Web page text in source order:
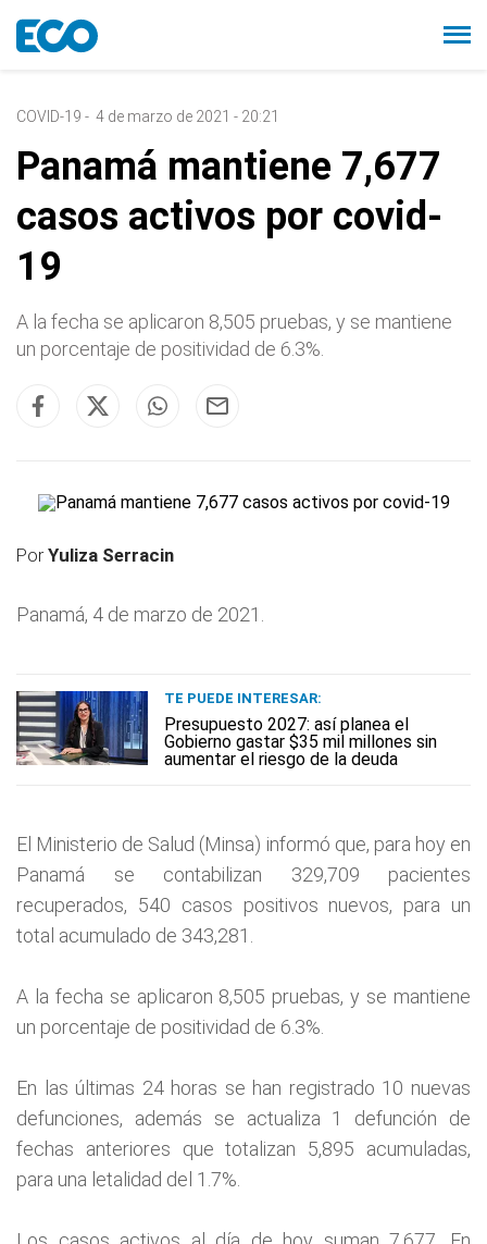
COVID-19 - 4 de marzo de 2021 - 20:21
Panamá mantiene 7,677
casos activos por covid-
19
A la fecha se aplicaron 8,505 pruebas, y se mantiene
un porcentaje de positividad de 6.3%.
PorYuliza Serracin
Panamá, 4 de marzo de 2021.
TE PUEDE INTERESAR:
Presupuesto 2027: así planea el
Gobierno gastar $35 mil millones sin
aumentar el riesgo de la deuda
El Ministerio de Salud (Minsa) informó que, para hoy en
Panamá se contabilizan 329,709 pacientes
recuperados, 540 casos positivos nuevos, para un
total acumulado de 343,281.
A la fecha se aplicaron 8,505 pruebas, y se mantiene
un porcentaje de positividad de 6.3%.
En las últimas 24 horas se han registrado 10 nuevas
defunciones, además se actualiza 1 defunción de
fechas anteriores que totalizan 5,895 acumuladas,
para una letalidad del 1.7%.